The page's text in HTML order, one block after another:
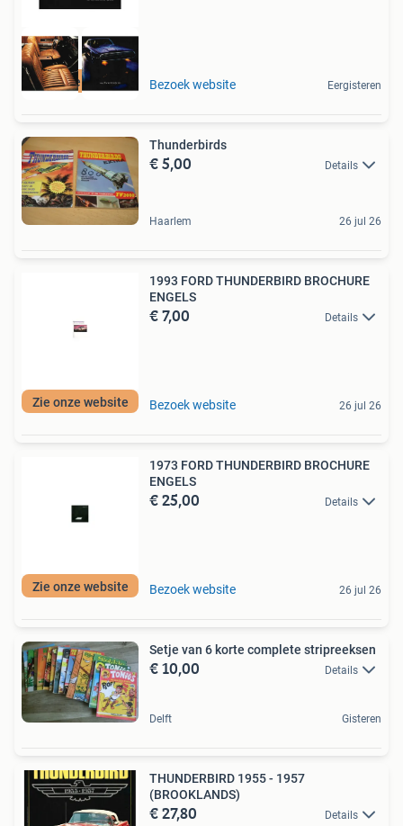
Zie onze website Bezoek website Eergisteren
Thunderbirds
€ 5,00 Details
Haarlem 26 jul 26
Zie onze website
1993 FORD THUNDERBIRD BROCHURE
ENGELS
€ 7,00 Details
Bezoek website 26 jul 26
Zie onze website
1973 FORD THUNDERBIRD BROCHURE
ENGELS
€ 25,00 Details
Bezoek website 26 jul 26
Setje van 6 korte complete stripreeksen
€ 10,00 Details
Delft Gisteren
THUNDERBIRD 1955 - 1957
(BROOKLANDS)
€ 27,80 Details